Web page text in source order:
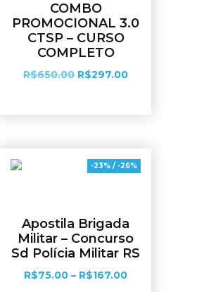
COMBO
PROMOCIONAL 3.0
CTSP – CURSO
COMPLETO
R$650.00 R$297.00
-23% / -26%
Apostila Brigada
Militar – Concurso
Sd Polícia Militar RS
R$75.00 – R$167.00